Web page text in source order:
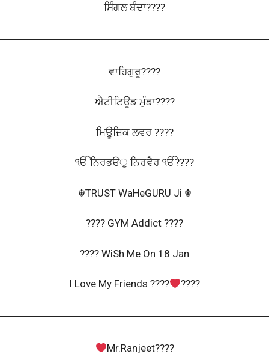
ਸਿੰਗਲ ਬੰਦਾ????
ਵਾਹਿਗੁਰੂ????
ਐਟੀਟਿਊਡ ਮੁੰਡਾ????
ਮਿਊਜ਼ਿਕ ਲਵਰ ????
ੴ ਨਿਰਭੳੁ ਨਿਰਵੈਰ ੴ????
☬TRUST WaHeGURU Ji ‌☬
???? GYM Addict ????
???? WiSh Me On 18 Jan
I Love My Friends ????‍ ‍????
Mr.Ranjeet????